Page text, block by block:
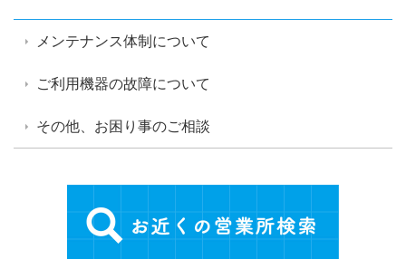
メンテナンス体制について
ご利用機器の故障について
その他、お困り事のご相談